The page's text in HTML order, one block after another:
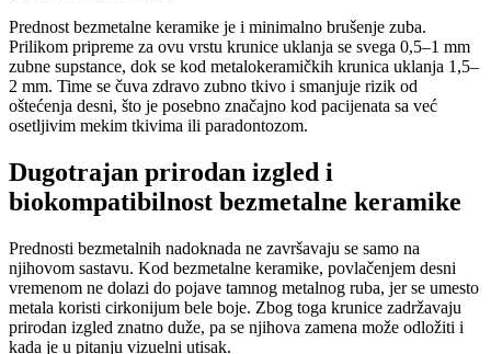
Prednost bezmetalne keramike je i minimalno brušenje zuba.
Prilikom pripreme za ovu vrstu krunice uklanja se svega 0,5–1 mm
zubne supstance, dok se kod metalokeramičkih krunica uklanja 1,5–
2 mm. Time se čuva zdravo zubno tkivo i smanjuje rizik od
oštećenja desni, što je posebno značajno kod pacijenata sa već
osetljivim mekim tkivima ili paradontozom.
Dugotrajan prirodan izgled i
biokompatibilnost bezmetalne keramike
Prednosti bezmetalnih nadoknada ne završavaju se samo na
njihovom sastavu. Kod bezmetalne keramike, povlačenjem desni
vremenom ne dolazi do pojave tamnog metalnog ruba, jer se umesto
metala koristi cirkonijum bele boje. Zbog toga krunice zadržavaju
prirodan izgled znatno duže, pa se njihova zamena može odložiti i
kada je u pitanju vizuelni utisak.